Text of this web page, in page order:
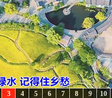
10
9
8
7
6
5
4
3